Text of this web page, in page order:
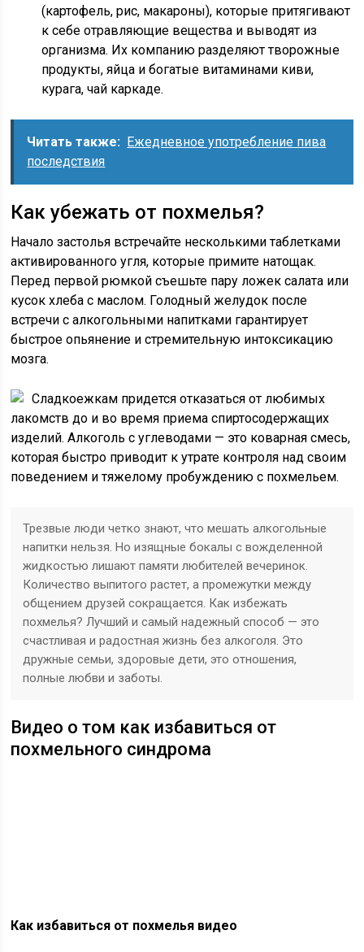
(картофель, рис, макароны), которые притягивают
к себе отравляющие вещества и выводят из
организма. Их компанию разделяют творожные
продукты, яйца и богатые витаминами киви,
курага, чай каркаде.
Читать также: Ежедневное употребление пива
последствия
Как убежать от похмелья?
Начало застолья встречайте несколькими таблетками
активированного угля, которые примите натощак.
Перед первой рюмкой съешьте пару ложек салата или
кусок хлеба с маслом. Голодный желудок после
встречи с алкогольными напитками гарантирует
быстрое опьянение и стремительную интоксикацию
мозга.
Сладкоежкам придется отказаться от любимых
лакомств до и во время приема спиртосодержащих
изделий. Алкоголь с углеводами — это коварная смесь,
которая быстро приводит к утрате контроля над своим
поведением и тяжелому пробуждению с похмельем.
Трезвые люди четко знают, что мешать алкогольные
напитки нельзя. Но изящные бокалы с вожделенной
жидкостью лишают памяти любителей вечеринок.
Количество выпитого растет, а промежутки между
общением друзей сокращается. Как избежать
похмелья? Лучший и самый надежный способ — это
счастливая и радостная жизнь без алкоголя. Это
дружные семьи, здоровые дети, это отношения,
полные любви и заботы.
Видео о том как избавиться от
похмельного синдрома
Как избавиться от похмелья видео